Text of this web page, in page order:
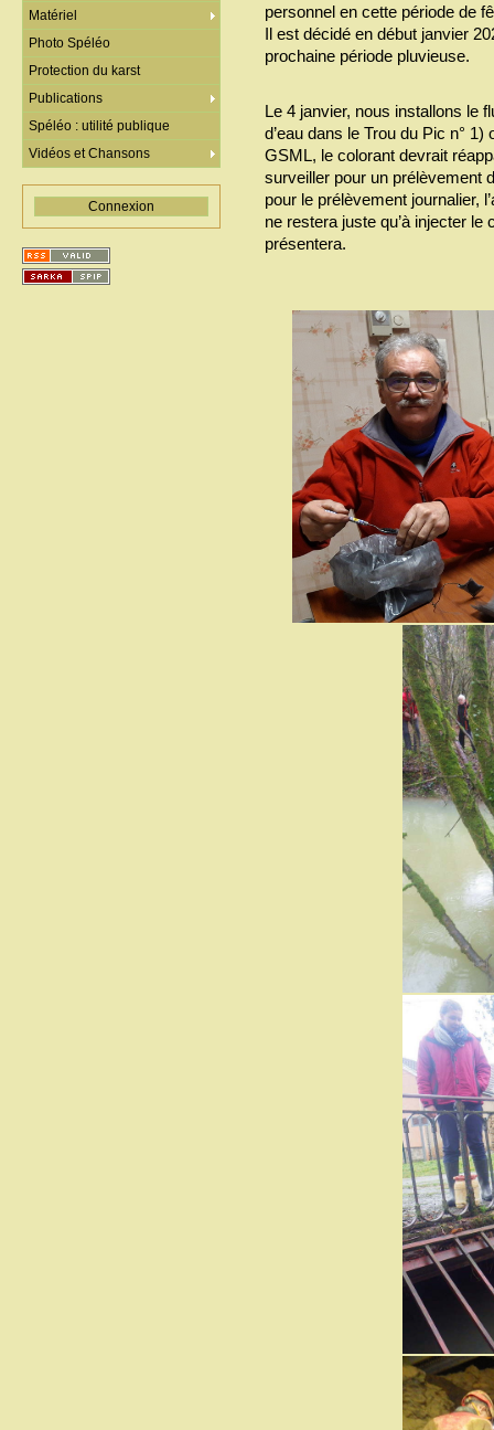
personnel en cette période de
Il est décidé en début janvier
prochaine période pluvieuse.
Le 4 janvier, nous installons le
d’eau dans le Trou du Pic n° 1)
GSML, le colorant devrait
surveiller pour un prélèvement
pour le prélèvement journalier,
ne restera juste qu’à injecter
présentera.
Matériel
Photo Spéléo
Protection du karst
Publications
Spéléo : utilité publique
Vidéos et Chansons
Connexion